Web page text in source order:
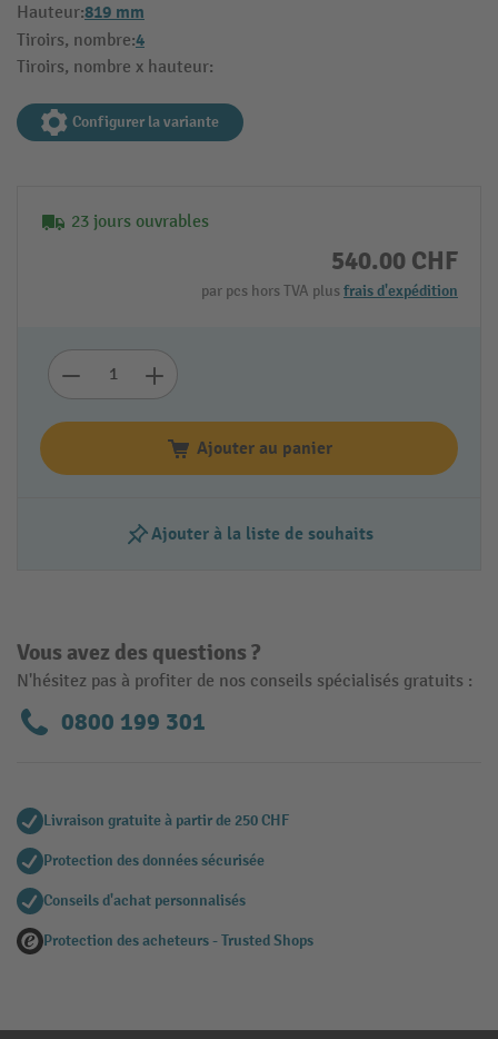
Hauteur:819 mm
Tiroirs, nombre:4
Tiroirs, nombre x hauteur:
Configurer la variante
23 jours ouvrables
540.00 CHF
par pcs hors TVA plus frais d'expédition
Ajouter au panier
Ajouter à la liste de souhaits
Vous avez des questions ?
N'hésitez pas à profiter de nos conseils spécialisés gratuits :
0800 199 301
Livraison gratuite à partir de 250 CHF
Protection des données sécurisée
Conseils d'achat personnalisés
Protection des acheteurs - Trusted Shops